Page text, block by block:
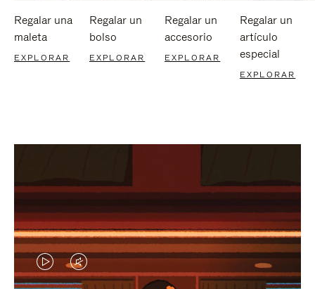
Regalar una
maleta
EXPLORAR
Regalar un
bolso
EXPLORAR
Regalar un
accesorio
EXPLORAR
Regalar un
artículo
especial
EXPLORAR
EL EL